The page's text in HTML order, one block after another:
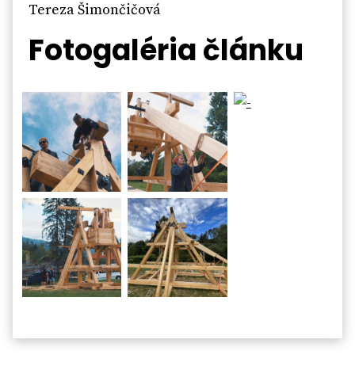
Tereza Šimončičová
Fotogaléria článku